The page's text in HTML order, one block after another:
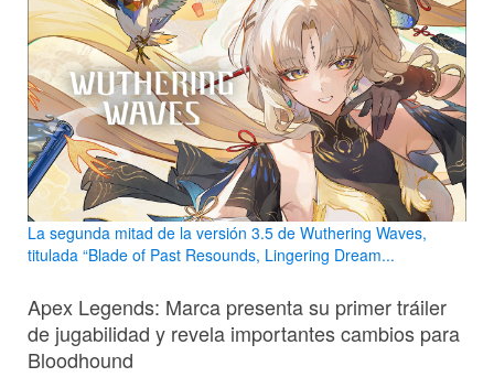
La segunda mitad de la versión 3.5 de Wuthering Waves,
titulada “Blade of Past Resounds, Lingering Dream...
Apex Legends: Marca presenta su primer tráiler
de jugabilidad y revela importantes cambios para
Bloodhound